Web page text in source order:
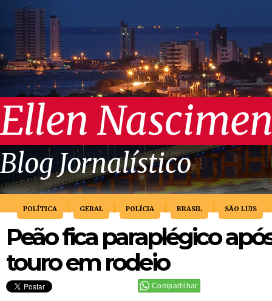
Ellen
Blog Jornalístico
POLÍTICA GERAL POLÍCIA BRASIL SÃO LUIS
Peão fica paraplégico
touro em rodeio
Compartilhar